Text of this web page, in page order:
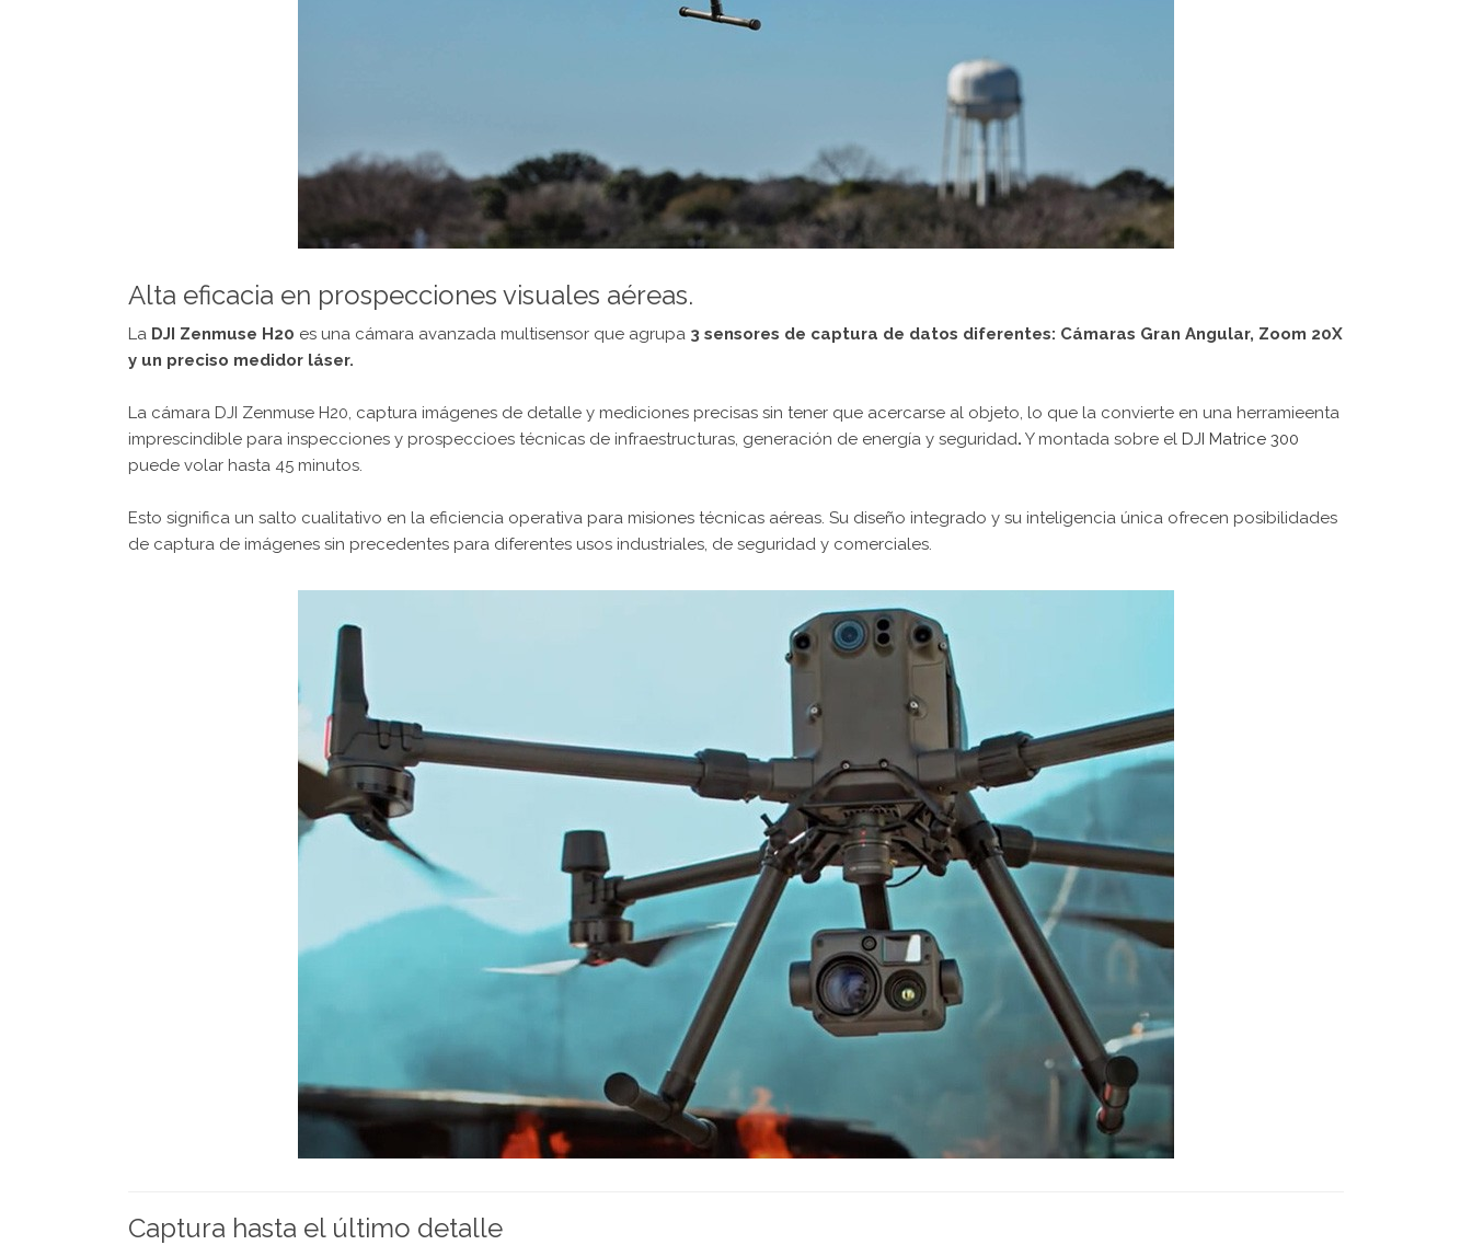
Alta eficacia en prospecciones visuales aéreas.
La DJI Zenmuse H20 es una cámara avanzada multisensor que agrupa 3 sensores de captura de datos diferentes: Cámaras Gran Angular, Zoom 20X
y un preciso medidor láser.
La cámara DJI Zenmuse H20, captura imágenes de detalle y mediciones precisas sin tener que acercarse al objeto, lo que la convierte en una herramieenta
imprescindible para inspecciones y prospeccioes técnicas de infraestructuras, generación de energía y seguridad. Y montada sobre el DJI Matrice 300
puede volar hasta 45 minutos.
Esto significa un salto cualitativo en la eficiencia operativa para misiones técnicas aéreas. Su diseño integrado y su inteligencia única ofrecen posibilidades
de captura de imágenes sin precedentes para diferentes usos industriales, de seguridad y comerciales.
Captura hasta el último detalle